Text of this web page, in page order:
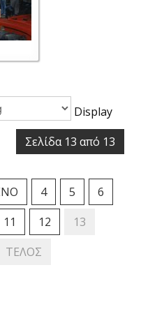
Display
Σελίδα 13 από 13
4 5
6
11 12
13
ΤΈΛΟΣ